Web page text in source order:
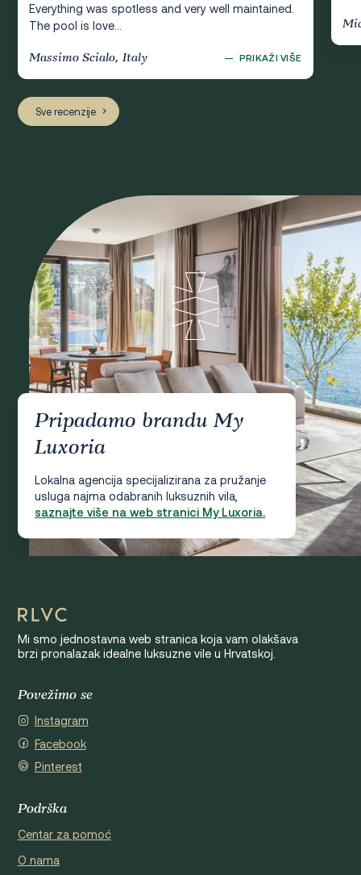
Everything was spotless and very well maintained.
The pool is love...
Massimo Scialo, Italy — PRIKAŽI VIŠE
Sve recenzije
Pripadamo brandu My
Luxoria
Lokalna agencija specijalizirana za pružanje
usluga najma odabranih luksuznih vila,
saznajte više na web stranici My Luxoria.
Mi smo jednostavna web stranica koja vam olakšava
brzi pronalazak idealne luksuzne vile u Hrvatskoj.
Povežimo se
Instagram
Facebook
Pinterest
Podrška
Centar za pomoć
O nama